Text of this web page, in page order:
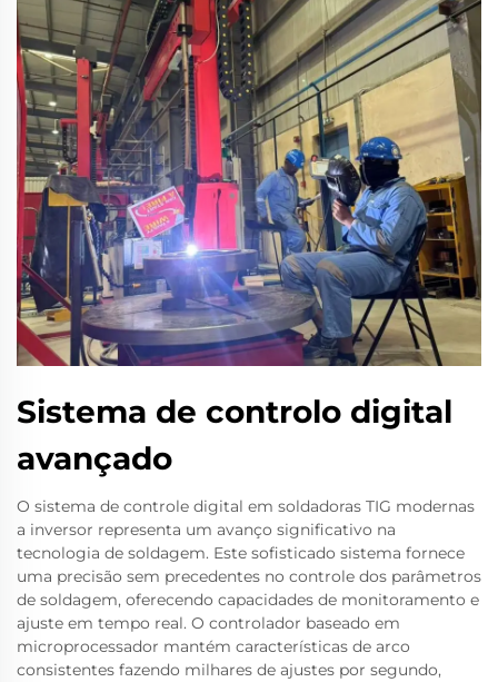
Sistema de controlo digital
avançado
O sistema de controle digital em soldadoras TIG modernas
a inversor representa um avanço significativo na
tecnologia de soldagem. Este sofisticado sistema fornece
uma precisão sem precedentes no controle dos parâmetros
de soldagem, oferecendo capacidades de monitoramento e
ajuste em tempo real. O controlador baseado em
microprocessador mantém características de arco
consistentes fazendo milhares de ajustes por segundo,